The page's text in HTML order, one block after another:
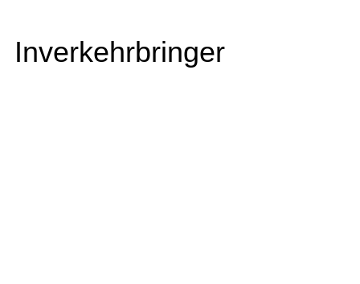
Inverkehrbringer